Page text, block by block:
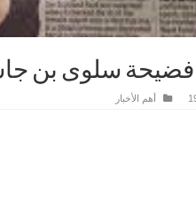
فضيحة سلوى بن
أهم الأخبار